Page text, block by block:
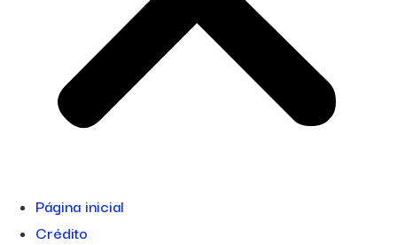
Página inicial
Crédito